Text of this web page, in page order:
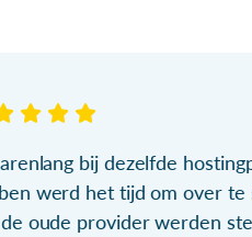
bij dezelfde
werd het tijd om over te
oude provider werden